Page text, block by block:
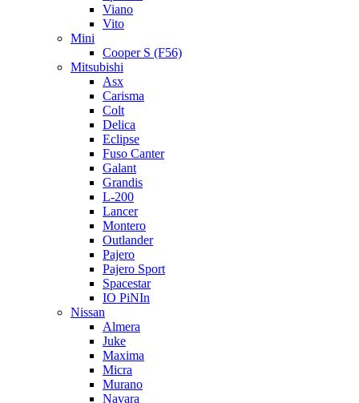
Viano
Vito
Mini
Cooper S (F56)
Mitsubishi
Asx
Carisma
Colt
Delica
Eclipse
Fuso Canter
Galant
Grandis
L-200
Lancer
Montero
Outlander
Pajero
Pajero Sport
Spacestar
IO PiNIn
Nissan
Almera
Juke
Maxima
Micra
Murano
Navara